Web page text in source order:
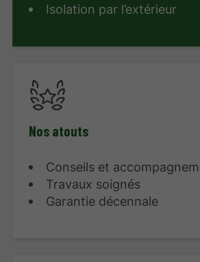
Isolation par l’extérieur
Nos atouts
Conseils et
Travaux soignés
Garantie décennale